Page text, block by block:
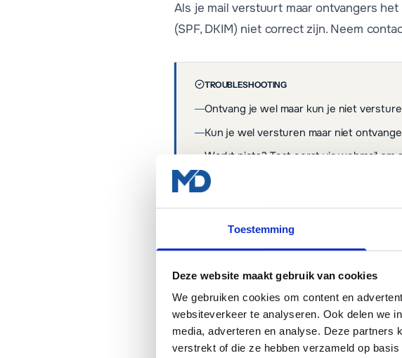
Toestemming
Deze website maakt gebruik van cookies
We gebruiken cookies om content en
websiteverkeer te analyseren. Ook delen we
media, adverteren en analyse. Deze partners
verstrekt of die ze hebben verzameld op
Als je mail verstuurt maar ontvangers
(SPF, DKIM) niet correct zijn. Neem
TROUBLESHOOTING
Ontvang je wel maar kun je niet
Kun je wel versturen maar niet
Werkt niets? Test eerst via webmail om
Hoe kom ik in webmail?
Hoe stel ik e-mail in op mijn iPhone?
Hoe stel ik e-mail in op mijn Android
Wat zijn SPF, DKIM en DMARC?